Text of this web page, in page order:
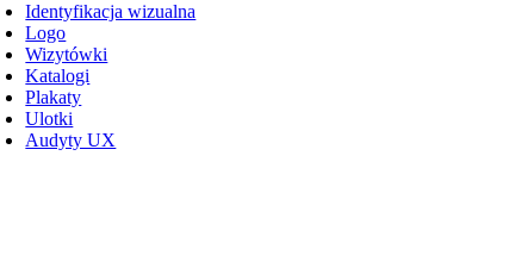
Identyfikacja wizualna
Logo
Wizytówki
Katalogi
Plakaty
Ulotki
Audyty UX